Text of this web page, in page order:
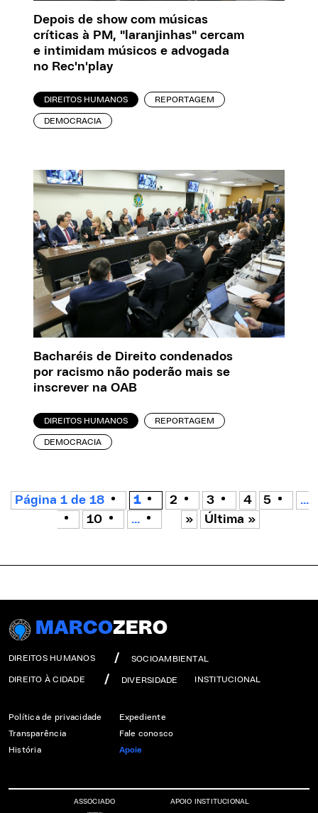
Depois de show com músicas
críticas à PM, "laranjinhas" cercam
e intimidam músicos e advogada
no Rec'n'play
DIREITOS HUMANOS REPORTAGEM
DEMOCRACIA
Bacharéis de Direito condenados
por racismo não poderão mais se
inscrever na OAB
DIREITOS HUMANOS REPORTAGEM
DEMOCRACIA
Página 1 de 18 1 2 3 4 5
...
10
... » Última »
MARCOZERO
DIREITOS HUMANOS SOCIOAMBIENTAL
DIREITO À CIDADE DIVERSIDADE INSTITUCIONAL
Política de privacidade
Transparência
História
Expediente
Fale conosco
Apoie
ASSOCIADO APOIO INSTITUCIONAL